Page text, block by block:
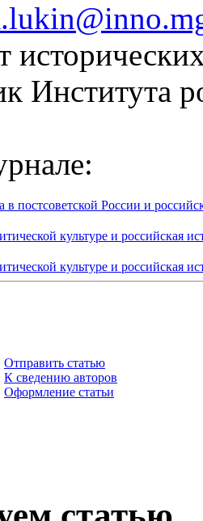
Института
в постсоветской России и
культуре и российская
культуре и российская
Отправить статью
К сведению авторов
Оформление статьи